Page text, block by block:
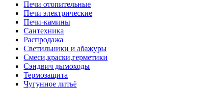
Печи отопительные
Печи электрические
Печи-камины
Сантехника
Распродажа
Светильники и абажуры
Смеси,краски,герметики
Сэндвич дымоходы
Термозащита
Чугунное литьё